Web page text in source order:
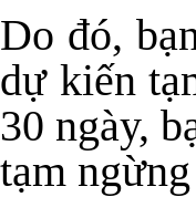
Do đó,
dự kiến
30 ngày,
tạm